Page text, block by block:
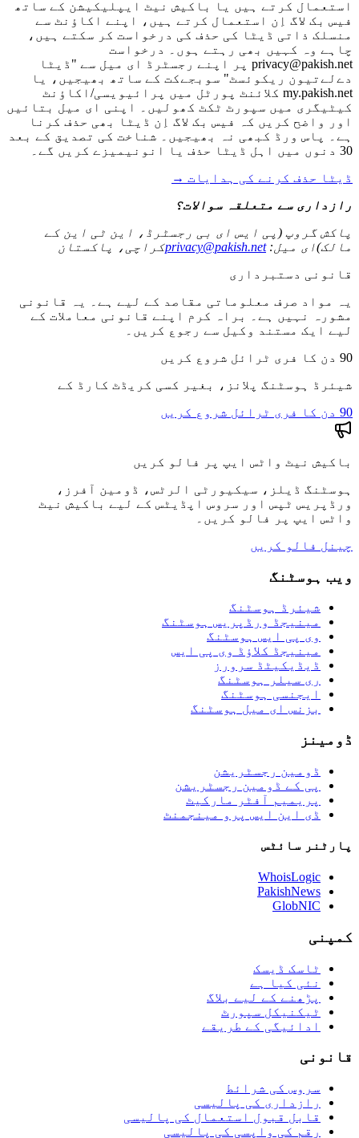
استعمال کرتے ہیں یا باکیش نیٹ ایپلیکیشن کے ساتھ
فیس بک لاگ اِن استعمال کرتے ہیں، اپنے اکاؤنٹ سے
منسلک ذاتی ڈیٹا کی حذف کی درخواست کر سکتے ہیں،
چاہے وہ کہیں بھی رہتے ہوں۔ درخواست
privacy@pakish.net پر اپنے رجسٹرڈ ای میل سے "ڈیٹا
دےلےتیون ریکوئسٹ" سوبجےکت کے ساتھ بھیجیں، یا
my.pakish.net کلائنٹ پورٹل میں پرائیویسی/اکاؤنٹ
کیٹیگری میں سپورٹ ٹکٹ کھولیں۔ اپنی ای میل بتائیں
اور واضح کریں کہ فیس بک لاگ اِن ڈیٹا بھی حذف کرنا
ہے۔ پاس ورڈ کبھی نہ بھیجیں۔ شناخت کی تصدیق کے بعد
30 دنوں میں اہل ڈیٹا حذف یا انونیمیزے کریں گے۔
ڈیٹا حذف کرنے کی ہدایات →
رازداری سے متعلقہ سوالات؟
پاکش گروپ (پی ایس ای بی رجسٹرڈ، این ٹی این کے
مالک)ای میل:
privacy@pakish.netکراچی، پاکستان
قانونی دستبرداری
یہ مواد صرف معلوماتی مقاصد کے لیے ہے۔ یہ قانونی
مشورہ نہیں ہے۔ براہ کرم اپنے قانونی معاملات کے
لیے ایک مستند وکیل سے رجوع کریں۔
90 دن کا فری ٹرائل شروع کریں
شیئرڈ ہوسٹنگ پلانز، بغیر کسی کریڈٹ کارڈ کے
90 دن کا فری ٹرائل شروع کریں
باکیش نیٹ واٹس ایپ پر فالو کریں
ہوسٹنگ ڈیلز، سیکیورٹی الرٹس، ڈومین آفرز،
ورڈپریس ٹپس اور سروس اپڈیٹس کے لیے باکیش نیٹ
واٹس ایپ پر فالو کریں۔
چینل فالو کریں
ویب ہوسٹنگ
شیئرڈ ہوسٹنگ
مینیجڈ ورڈپریس ہوسٹنگ
وی پی ایس ہوسٹنگ
مینیجڈ کلاؤڈ وی پی ایس
ڈیڈیکیٹڈ سرورز
ری سیلر ہوسٹنگ
ایجنسی ہوسٹنگ
بزنس ای میل ہوسٹنگ
ڈومینز
ڈومین رجسٹریشن
پی کے ڈومین رجسٹریشن
پریمیم آفٹر مارکیٹ
ڈی این ایس پرو مینجمنٹ
پارٹنر سائٹس
WhoisLogic
PakishNews
GlobNIC
کمپنی
ٹاسک ڈیسک
نئی کیا ہے
پڑھنے کے لیے بلاگ
ٹیکنیکل سپورٹ
ادائیگی کے طریقے
قانونی
سروس کی شرائط
رازداری کی پالیسی
قابل قبول استعمال کی پالیسی
رقم کی واپسی کی پالیسی